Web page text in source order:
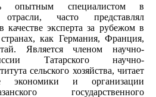
опытным специалистом в
отрасли, часто представлял
качестве эксперта за рубежом в
как Германия, Франция,
Является членом научно-
Татарского научно-
сельского хозяйства, читает
экономики и организации
государственного